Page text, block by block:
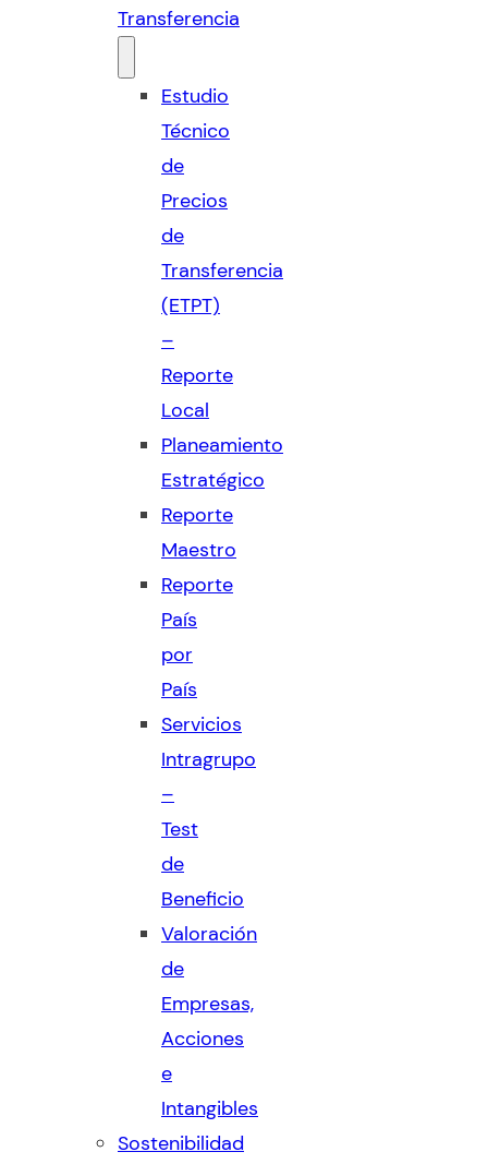
Transferencia
Estudio
Técnico
de
Precios
de
Transferencia
(ETPT)
–
Reporte
Local
Planeamiento
Estratégico
Reporte
Maestro
Reporte
País
por
País
Servicios
Intragrupo
–
Test
de
Beneficio
Valoración
de
Empresas,
Acciones
e
Intangibles
Sostenibilidad